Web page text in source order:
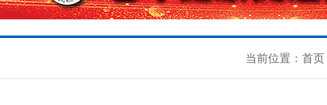
当前位置： 首页